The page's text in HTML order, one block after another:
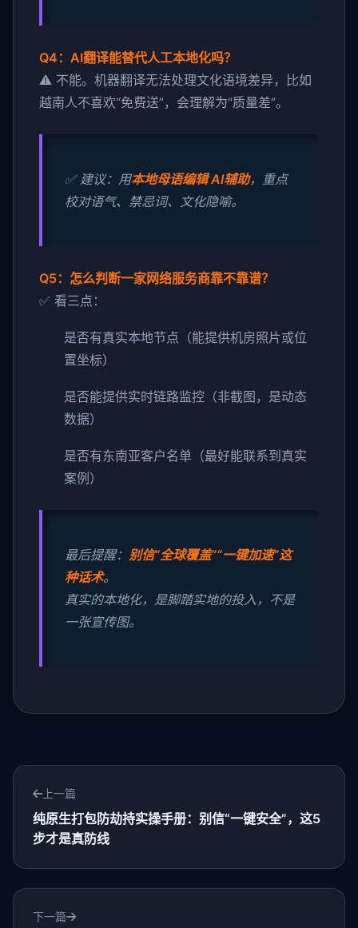
Q4：AI翻译能替代人工本地化吗？
⚠️ 不能。机器翻译无法处理文化语境差异，比如
越南人不喜欢“免费送”，会理解为“质量差”。
✅ 建议：用本地母语编辑 AI辅助，重点
校对语气、禁忌词、文化隐喻。
Q5：怎么判断一家网络服务商靠不靠谱？
✅ 看三点：
是否有真实本地节点（能提供机房照片或位
置坐标）
是否能提供实时链路监控（非截图，是动态
数据）
是否有东南亚客户名单（最好能联系到真实
案例）
最后提醒： 别信“全球覆盖”“一键加速”这
种话术。
真实的本地化，是脚踏实地的投入，不是
一张宣传图。
上一篇
纯原生打包防劫持实操手册：别信“一键安全”，这5
步才是真防线
下一篇